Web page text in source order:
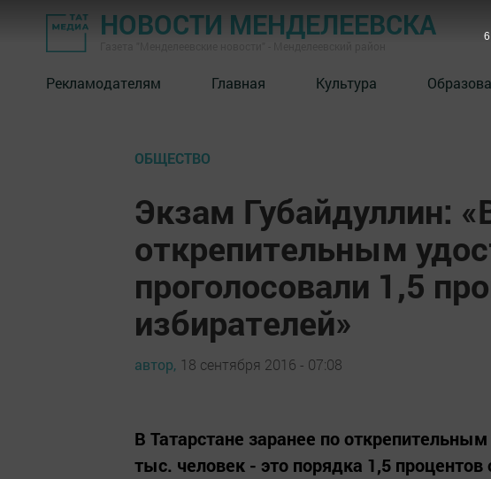
НОВОСТИ МЕНДЕЛЕЕВСКА
Рекламодателям Главная Культура
ОБЩЕСТВО
Экзам Губайдуллин:
открепительным
проголосовали 1,5
избирателей»
автор, 18 сентября 2016 - 07:08
В Татарстане заранее по
тыс. человек - это порядка 1,5 процентов
5